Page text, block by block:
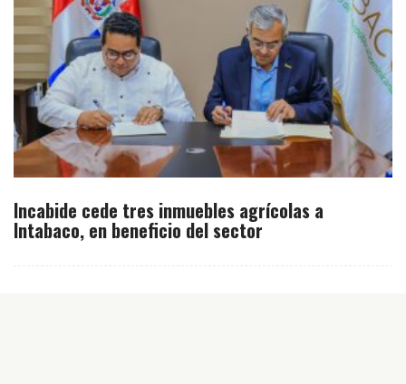
Incabide cede tres inmuebles agrícolas a
Intabaco, en beneficio del sector